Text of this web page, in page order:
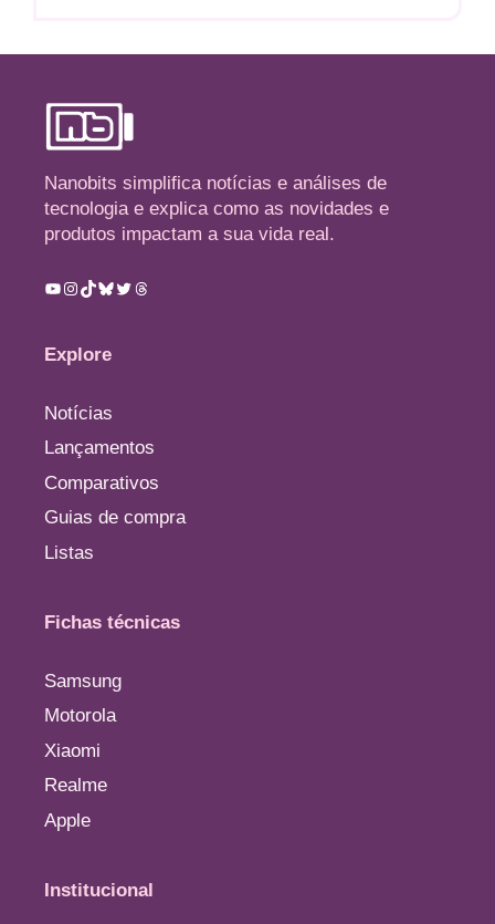
Nanobits simplifica notícias e análises de
tecnologia e explica como as novidades e
produtos impactam a sua vida real.
Youtube
Instagram
TikTok
Bluesky
TwitterThreads
Explore
Notícias
Lançamentos
Comparativos
Guias de compra
Listas
Fichas técnicas
Samsung
Motorola
Xiaomi
Realme
Apple
Institucional